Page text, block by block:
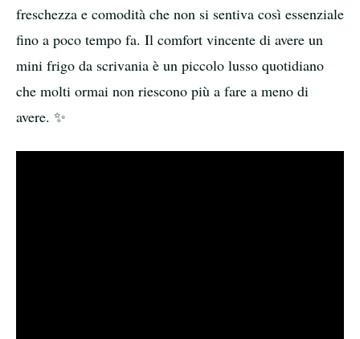
freschezza e comodità che non si sentiva così essenziale
fino a poco tempo fa. Il comfort vincente di avere un
mini frigo da scrivania è un piccolo lusso quotidiano
che molti ormai non riescono più a fare a meno di
avere. ✨